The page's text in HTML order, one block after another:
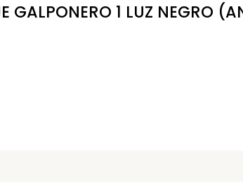
GALPONERO 1 LUZ NEGRO